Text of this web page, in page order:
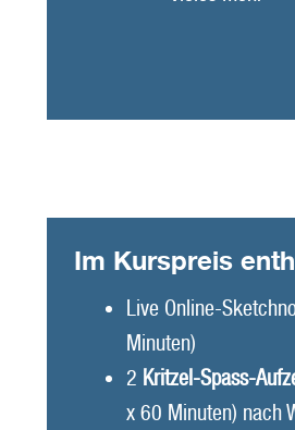
Im Kurspreis
Live Online-
Minuten)
2 Kritzel-Spass-
x 60 Minuten) nach